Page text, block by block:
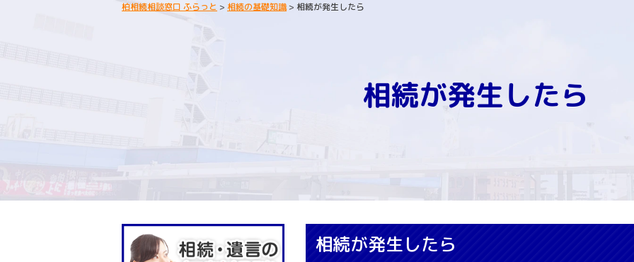
柏相続相談窓口 ふらっと > 相続の基礎知識 > 相続が発生したら
相続が発生したら
相続が発生したら